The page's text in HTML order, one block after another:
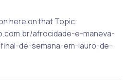
here on that Topic:
afrocidade-e-maneva-
de-semana-em-lauro-de-